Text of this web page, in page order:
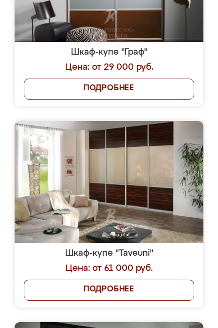
Шкаф-купе "Граф"
Цена: от 29 000 руб.
ПОДРОБНЕЕ
Шкаф-купе "Taveuni"
Цена: от 61 000 руб.
ПОДРОБНЕЕ